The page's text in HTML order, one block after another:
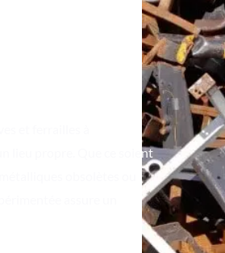
lieu propre. Que ce soient